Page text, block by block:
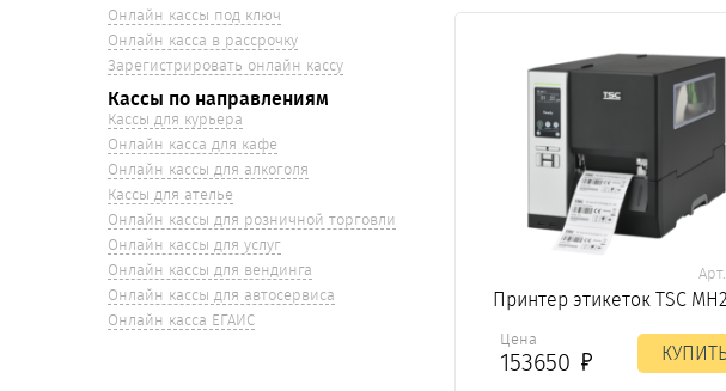
Онлайн кассы под ключ
Онлайн касса в рассрочку
Зарегистрировать онлайн кассу
Кассы по направлениям
Кассы для курьера
Онлайн касса для кафе
Онлайн кассы для алкоголя
Кассы для ателье
Онлайн кассы для розничной торговли
Онлайн кассы для услуг
Онлайн кассы для вендинга
Онлайн кассы для автосервиса
Онлайн касса ЕГАИС
Принтер этикеток TSC
Цена
153650